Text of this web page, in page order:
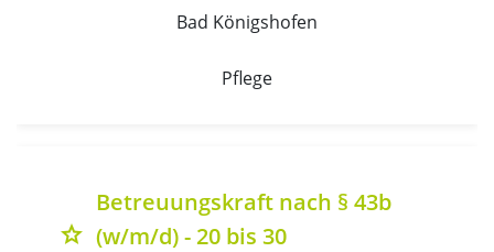
Bad Königshofen
Pflege
grade
Betreuungskraft nach § 43b
(w/m/d) - 20 bis 30